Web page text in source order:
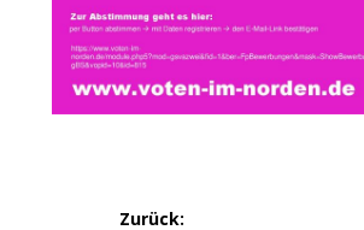
Beitragsnavigation
Zurück: